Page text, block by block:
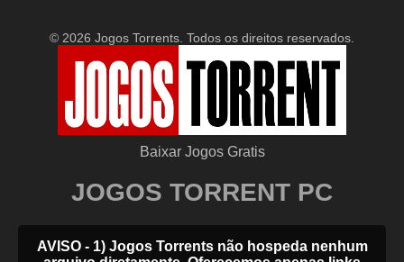
© 2026 Jogos Torrents. Todos os direitos reservados.
Baixar Jogos Gratis
JOGOS TORRENT PC
AVISO - 1) Jogos Torrents não hospeda nenhum